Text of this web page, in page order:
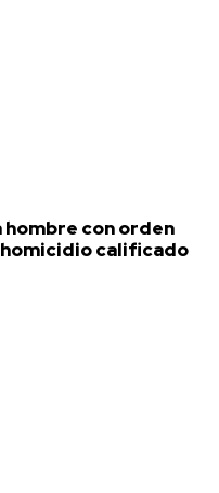
hombre con orden
calificado